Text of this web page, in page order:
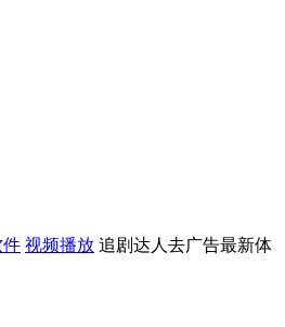
件 视频播放 追剧达人去广告最新体